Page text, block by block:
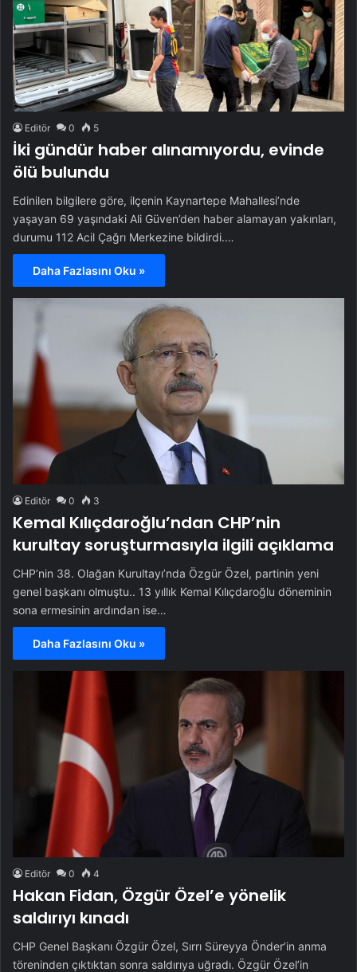
Editör 0 5
İki gündür haber alınamıyordu, evinde
ölü bulundu
Edinilen bilgilere göre, ilçenin Kaynartepe Mahallesi’nde
yaşayan 69 yaşındaki Ali Güven’den haber alamayan yakınları,
durumu 112 Acil Çağrı Merkezine bildirdi.…
Daha Fazlasını Oku »
Editör 0 3
Kemal Kılıçdaroğlu’ndan CHP’nin
kurultay soruşturmasıyla ilgili açıklama
CHP’nin 38. Olağan Kurultayı’nda Özgür Özel, partinin yeni
genel başkanı olmuştu.. 13 yıllık Kemal Kılıçdaroğlu döneminin
sona ermesinin ardından ise…
Daha Fazlasını Oku »
Editör 0 4
Hakan Fidan, Özgür Özel’e yönelik
saldırıyı kınadı
CHP Genel Başkanı Özgür Özel, Sırrı Süreyya Önder’in anma
töreninden çıktıktan sonra saldırıya uğradı. Özgür Özel’in